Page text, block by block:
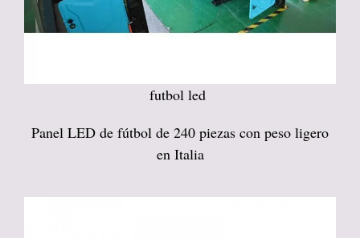
futbol led
Panel LED de fútbol de 240 piezas con peso ligero
en Italia